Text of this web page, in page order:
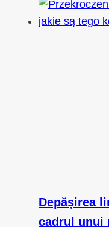
Depășirea
cadrul unui